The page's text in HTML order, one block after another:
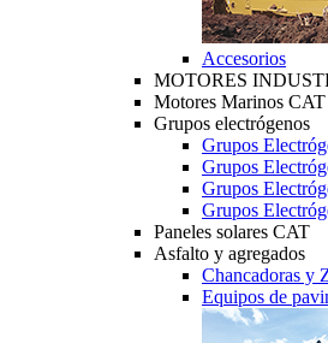
Accesorios
MOTORES
Motores Marinos CAT
Grupos electrógenos
Grupos
Grupos
Grupos
Grupos
Paneles solares CAT
Asfalto y agregados
Chancadoras y
Equipos de